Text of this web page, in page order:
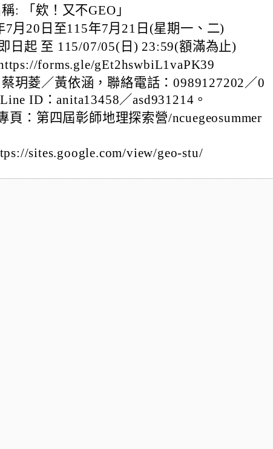
: 「欸！又不GEO」
7月20日至115年7月21日(星期一、二)
日起 至 115/07/05(日) 23:59(額滿為止)
forms.gle/gEt2hswbiL1vaPK39
玥菱／黃依涵，聯絡電話：0989127202／0
ID：anita13458／asd931214。
頁：第四屆彰師地理探索營/ncuegeosummer
sites.google.com/view/geo-stu/